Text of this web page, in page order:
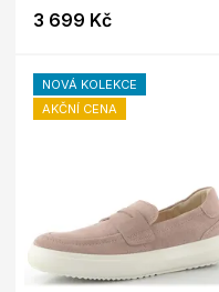
3 699 Kč
NOVÁ KOLEKCE
AKČNÍ CENA